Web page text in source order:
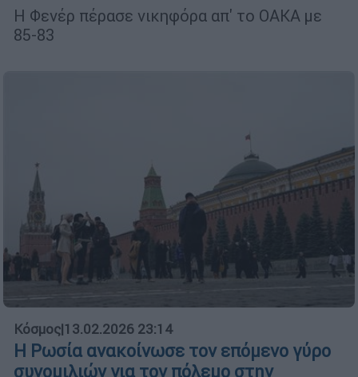
Η Φενέρ πέρασε νικηφόρα απ' το ΟΑΚΑ με
85-83
Κόσμος|13.02.2026 23:14
Η Ρωσία ανακοίνωσε τον επόμενο γύρο
συνομιλιών για τον πόλεμο στην